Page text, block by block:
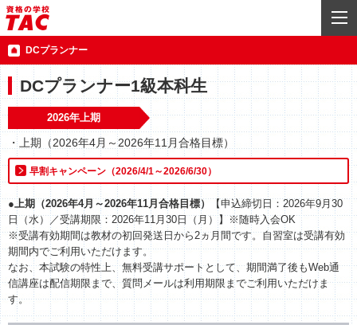
DCプランナー
DCプランナー1級本科生
2026年上期
・上期（2026年4月～2026年11月合格目標）
早割キャンペーン（2026/4/1～2026/6/30）
●上期（2026年4月～2026年11月合格目標）
【申込締切日：2026年9月30
日（水）／受講期限：2026年11月30日（月）】※随時入会OK
※受講有効期間は教材の初回発送日から2ヵ月間です。自習室は受講有効
期間内でご利用いただけます。
なお、本試験の特性上、無料受講サポートとして、期間満了後もWeb通
信講座は配信期限まで、質問メールは利用期限までご利用いただけま
す。